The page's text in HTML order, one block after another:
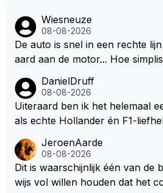
Wiesneuze
08-08-2026
De auto is snel in een rechte
aard aan de motor... Hoe
rstand ontzettend belangrijk.
p opgegeven voor topsnelheid?
gebeurd is, zeker met
DanielDruff
08-08-2026
Uiteraard ben ik het helemaal
als echte Hollander én F1-
aatste tijd kriebelt bij mij toch de
s een knappe auto van Red
ie laatste paar records van
JeroenAarde
08-08-2026
Dit is waarschijnlijk één van de
wijs vol willen houden dat het